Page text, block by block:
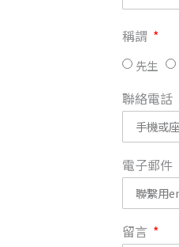
稱謂
先生
聯絡電話
電子郵件
留言